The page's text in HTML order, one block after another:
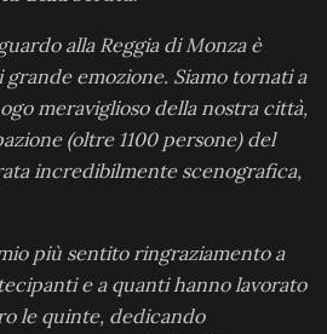
alla Reggia di Monza è
emozione. Siamo tornati a
meraviglioso della nostra città,
(oltre 1100 persone) del
incredibilmente scenografica,
più sentito ringraziamento a
e a quanti hanno lavorato
le quinte, dedicando